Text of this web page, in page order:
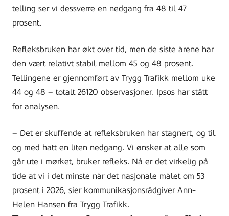
telling ser vi dessverre en nedgang fra 48 til 47
prosent.
Refleksbruken har økt over tid, men de siste årene har
den vært relativt stabil mellom 45 og 48 prosent.
Tellingene er gjennomført av Trygg Trafikk mellom uke
44 og 48 – totalt 26120 observasjoner. Ipsos har stått
for analysen.
– Det er skuffende at refleksbruken har stagnert, og til
og med hatt en liten nedgang. Vi ønsker at alle som
går ute i mørket, bruker refleks. Nå er det virkelig på
tide at vi i det minste når det nasjonale målet om 53
prosent i 2026, sier kommunikasjonsrådgiver Ann-
Helen Hansen fra Trygg Trafikk.